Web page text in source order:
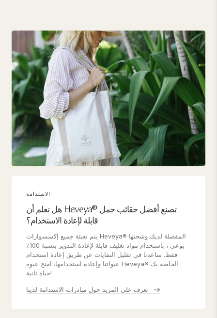
الاستدامة
هل تعلم أن Heveya® تصنع أفضل حقائب حمل
قابلة لإعادة الاستخدام؟
يتم تعبئة جميع إكسسوارات Heveya® المفضلة لديك وشحنها
بوعي ، باستخدام مواد تغليف قابلة لإعادة التدوير بنسبة 100٪
فقط. ساعدنا في تقليل النفايات عن طريق إعادة استخدام
عبواتنا وإعادة استخدامها. امنح عبوة Heveya® الخاصة بك
حياة ثانية!